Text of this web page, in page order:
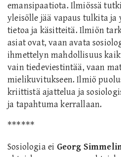
emansipaatiota. Ilmiössä
yleisölle jää vapaus tulkita
tietoa ja käsitteitä. Ilmiön
asiat ovat, vaan avata
ihmettelyn mahdollisuus
vain tiedeviestintää, vaan
mielikuvitukseen. Ilmiö
kriittistä ajattelua ja
ja tapahtuma kerrallaan.
******
Sosiologia ei Georg